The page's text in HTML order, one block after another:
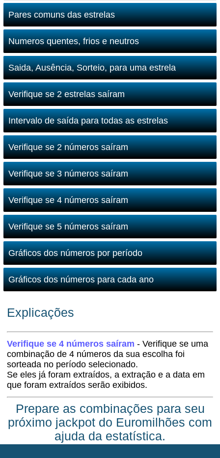
Pares comuns das estrelas
Numeros quentes, frios e neutros
Saida, Ausência, Sorteio, para uma estrela
Verifique se 2 estrelas saíram
Intervalo de saída para todas as estrelas
Verifique se 2 números saíram
Verifique se 3 números saíram
Verifique se 4 números saíram
Verifique se 5 números saíram
Gráficos dos números por período
Gráficos dos números para cada ano
Explicações
Verifique se 4 números saíram - Verifique se uma
combinação de 4 números da sua escolha foi
sorteada no período selecionado.
Se eles já foram extraídos, a extração e a data em
que foram extraídos serão exibidos.
Prepare as combinações para seu
próximo jackpot do Euromilhões com
ajuda da estatística.